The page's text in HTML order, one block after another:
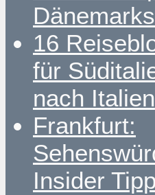
16
für
nach Italien
Frankfurt:
Insider